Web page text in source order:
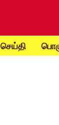
செய்தி